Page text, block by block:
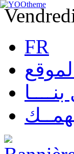
FR